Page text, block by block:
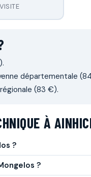
départementale
(83 €).
À
?
?